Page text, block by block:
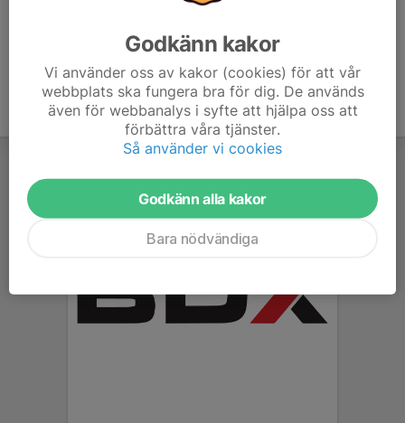
Godkänn kakor
Vi använder oss av kakor (cookies) för att vår
webbplats ska fungera bra för dig. De används
även för webbanalys i syfte att hjälpa oss att
förbättra våra tjänster.
Så använder vi cookies
Godkänn alla kakor
Bara nödvändiga